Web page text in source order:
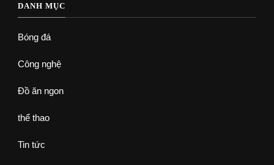
DANH MỤC
Bóng đá
Công nghệ
Đồ ăn ngon
thể thao
Tin tức